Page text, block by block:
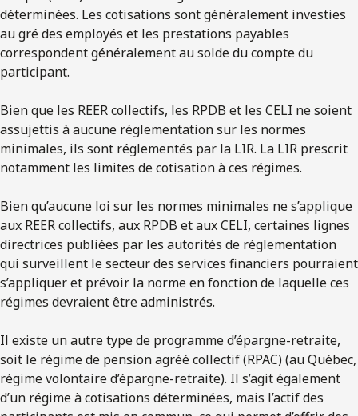
déterminées. Les cotisations sont généralement investies
au gré des employés et les prestations payables
correspondent généralement au solde du compte du
participant.
Bien que les REER collectifs, les RPDB et les CELI ne soient
assujettis à aucune réglementation sur les normes
minimales, ils sont réglementés par la LIR. La LIR prescrit
notamment les limites de cotisation à ces régimes.
Bien qu’aucune loi sur les normes minimales ne s’applique
aux REER collectifs, aux RPDB et aux CELI, certaines lignes
directrices publiées par les autorités de réglementation
qui surveillent le secteur des services financiers pourraient
s’appliquer et prévoir la norme en fonction de laquelle ces
régimes devraient être administrés.
Il existe un autre type de programme d’épargne-retraite,
soit le régime de pension agréé collectif (RPAC) (au Québec,
régime volontaire d’épargne-retraite). Il s’agit également
d’un régime à cotisations déterminées, mais l’actif des